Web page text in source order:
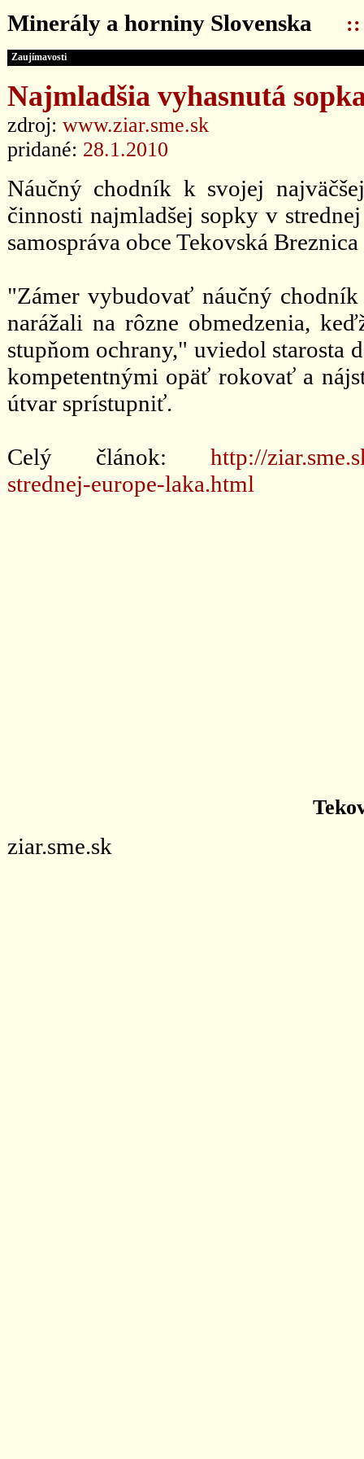
Minerály a horniny Slovenska ::
Zaujímavosti
Najmladšia vyhasnutá
zdroj: www.ziar.sme.sk
pridané: 28.1.2010
Náučný chodník k svojej
činnosti najmladšej sopky v
samospráva obce Tekovská
"Zámer vybudovať náučný
narážali na rôzne obmedzenia,
stupňom ochrany," uviedol starosta
kompetentnými opäť rokovať a
útvar sprístupniť.
Celý článok: http://
strednej-europe-laka.html
ziar.sme.sk